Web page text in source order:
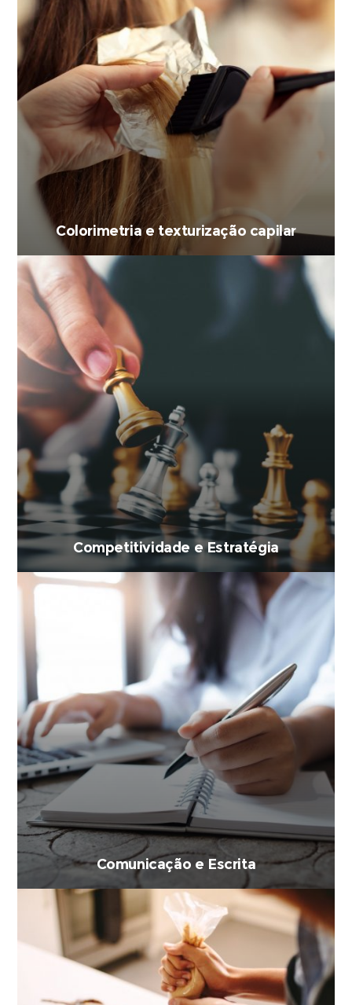
Colorimetria e texturização capilar
Competitividade e Estratégia
Comunicação e Escrita